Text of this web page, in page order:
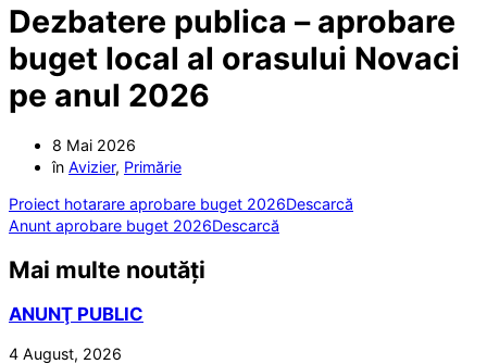
Dezbatere publica – aprobare
buget local al orasului Novaci
pe anul 2026
8 Mai 2026
în Avizier, Primărie
Proiect hotarare aprobare buget 2026Descarcă
Anunt aprobare buget 2026Descarcă
Mai multe noutăți
ANUNŢ PUBLIC
4 August, 2026